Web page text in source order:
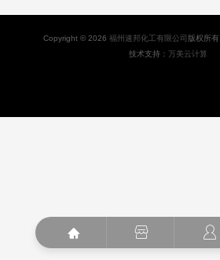
  
Copyright © 2026 福州速邦化工有限公司 版权所有
技术支持： 万美云计算